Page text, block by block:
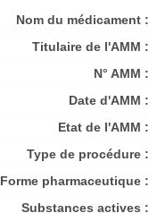
Nom du médicament :
Titulaire de l'AMM :
N° AMM :
Date d'AMM :
Etat de l'AMM :
Type de procédure :
Forme pharmaceutique :
Substances actives :